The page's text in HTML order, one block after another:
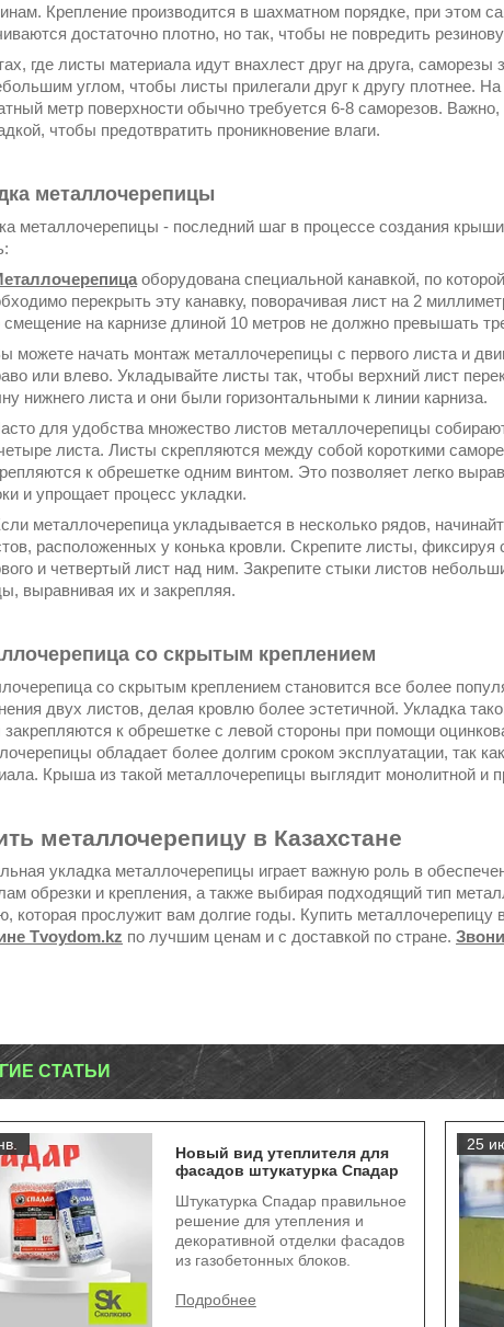
Крепление производится в шахматном порядке, при этом
достаточно плотно, но так, чтобы не повредить
где листы материала идут внахлест друг на друга, саморезы
углом, чтобы листы прилегали друг к другу плотнее.
метр поверхности обычно требуется 6-8 саморезов.
чтобы предотвратить проникновение влаги.
металлочерепицы
металлочерепицы - последний шаг в процессе создания
оборудована специальной канавкой, по
перекрыть эту канавку, поворачивая лист на 2
смещение на карнизе длиной 10 метров не должно превышать
можете начать монтаж металлочерепицы с первого листа и
или влево. Укладывайте листы так, чтобы верхний лист
нижнего листа и они были горизонтальными к линии карниза.
для удобства множество листов металлочерепицы
листа. Листы скрепляются между собой короткими
к обрешетке одним винтом. Это позволяет легко
и упрощает процесс укладки.
металлочерепица укладывается в несколько рядов,
расположенных у конька кровли. Скрепите листы, фиксируя
и четвертый лист над ним. Закрепите стыки листов
выравнивая их и закрепляя.
со скрытым креплением
со скрытым креплением становится все более
двух листов, делая кровлю более эстетичной. Укладка
к обрешетке с левой стороны при помощи
обладает более долгим сроком эксплуатации, так
Крыша из такой металлочерепицы выглядит монолитной и
металлочерепицу в Казахстане
укладка металлочерепицы играет важную роль в
обрезки и крепления, а также выбирая подходящий тип
которая прослужит вам долгие годы. Купить
Tvoydom.kz по лучшим ценам и с доставкой по стране.
СТАТЬИ
Новый вид утеплителя для
фасадов штукатурка Спадар
Штукатурка Спадар правильное
решение для утепления и
декоративной отделки фасадов
из газобетонных блоков.
25